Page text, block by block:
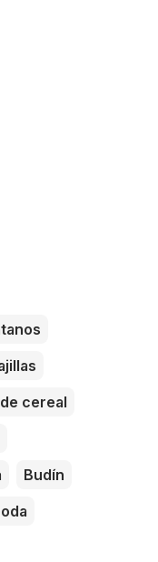
cereal
Budín